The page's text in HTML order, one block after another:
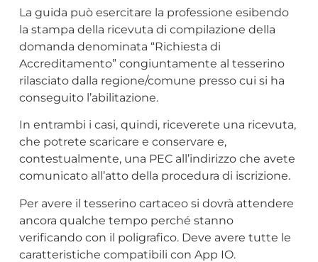
La guida può esercitare la professione esibendo
la stampa della ricevuta di compilazione della
domanda denominata “Richiesta di
Accreditamento” congiuntamente al tesserino
rilasciato dalla regione/comune presso cui si ha
conseguito l’abilitazione.
In entrambi i casi, quindi, riceverete una ricevuta,
che potrete scaricare e conservare e,
contestualmente, una PEC all’indirizzo che avete
comunicato all’atto della procedura di iscrizione.
Per avere il tesserino cartaceo si dovrà attendere
ancora qualche tempo perché stanno
verificando con il poligrafico. Deve avere tutte le
caratteristiche compatibili con App IO.